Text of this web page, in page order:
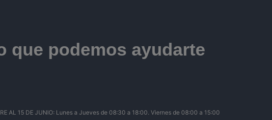
que podemos ayudarte
AL 15 DE JUNIO: Lunes a Jueves de 08:30 a 18:00. Viernes de 08:00 a 15:00